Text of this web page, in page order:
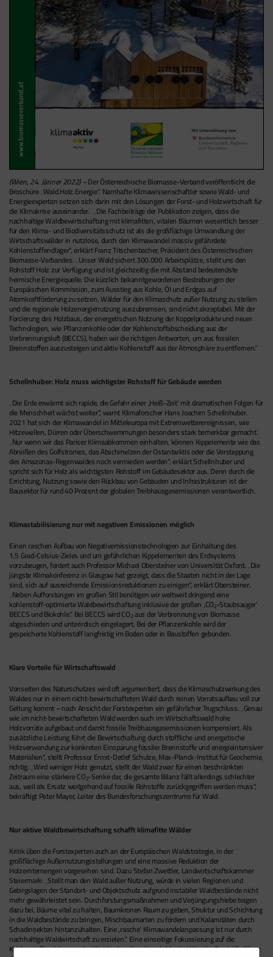
(Wien, 24. Jänner 2022) –Der Österreichische Biomasse-Verband veröffentlicht die
Broschüre „Wald.Holz.Energie“. Namhafte Klimawissenschaftler sowie Wald- und
Energieexperten setzen sich darin mit den Lösungen der Forst- und Holzwirtschaft für
die Klimakrise auseinander. „Die Fachbeiträge der Publikation zeigen, dass die
nachhaltige Waldbewirtschaftung mit klimafitten, vitalen Bäumen wesentlich besser
für den Klima- und Biodiversitätsschutz ist als die großflächige Umwandlung der
Wirtschaftswälder in nutzlose, durch den Klimawandel massiv gefährdete
Kohlenstoffendlager“, erklärt Franz Titschenbacher, Präsident des Österreichischen
Biomasse-Verbandes. „Unser Wald sichert 300.000 Arbeitsplätze, stellt uns den
Rohstoff Holz zur Verfügung und ist gleichzeitig die mit Abstand bedeutendste
heimische Energiequelle. Die kürzlich bekanntgewordenen Bestrebungen der
Europäischen Kommission, zum Ausstieg aus Kohle, Öl und Erdgas auf
Atomkraftförderung zu setzen, Wälder für den Klimaschutz außer Nutzung zu stellen
und die regionale Holzenergienutzung auszubremsen, sind nicht akzeptabel. Mit der
Forcierung des Holzbaus, der energetischen Nutzung der Koppelprodukte und neuer
Technologien, wie Pflanzenkohle oder der Kohlenstoffabscheidung aus der
Verbrennungsluft (BECCS), haben wir die richtigen Antworten, um aus fossilen
Brennstoffen auszusteigen und aktiv Kohlenstoff aus der Atmosphäre zu entfernen.“
Schellnhuber: Holz muss wichtigster Rohstoff für Gebäude werden
„Die Erde erwärmt sich rapide, die Gefahr einer ‚Heiß-Zeit‘ mit dramatischen Folgen für
die Menschheit wächst weiter“, warnt Klimaforscher Hans JoachimSchellnhuber.
2021 hat sich der Klimawandel in Mitteleuropa mit Extremwetterereignissen, wie
Hitzewellen, Dürren oder Überschwemmungen besonders stark bemerkbar gemacht.
„Nur wenn wir das Pariser Klimaabkommen einhalten, können Kippelemente wie das
Abreißen des Golfstromes, das Abschmelzen der Ostantarktis oder die Versteppung
des Amazonas-Regenwaldes noch vermieden werden“, erklärt Schellnhuber und
spricht sich für Holz als wichtigsten Rohstoff im Gebäudesektor aus. Denn durch die
Errichtung, Nutzung sowie den Rückbau von Gebäuden und Infrastrukturen ist der
Bausektor für rund 40 Prozent der globalen Treibhausgasemissionen verantwortlich.
Klimastabilisierung nur mit negativen Emissionen möglich
Einen raschen Aufbau von Negativemissionstechnologien zur Einhaltung des
1,5 Grad-Celsius-Zieles und um gefährlichen Kippelementen des Erdsystems
vorzubeugen, fordert auch Professor Michael Obersteiner von Universität Oxford. „Die
jüngste Klimakonferenz in Glasgow hat gezeigt, dass die Staaten nicht in der Lage
sind, sich auf ausreichende Emissionsreduktionen zu einigen“, erklärt Obersteiner.
„Neben Aufforstungen im großen Stil benötigen wir weltweit dringend eine
kohlenstoff-optimierte Waldbewirtschaftung inklusive der großen ‚CO2-Staubsauger‘
BECCS und Biokohle.“ Bei BECCS wird CO2aus der Verbrennung von Biomasse
abgeschieden und unterirdisch eingelagert. Bei der Pflanzenkohle wird der
gespeicherte Kohlenstoff langfristig im Boden oder in Baustoffen gebunden.
Klare Vorteile für Wirtschaftswald
Vonseiten des Naturschutzes wird oft argumentiert, dass die Klimaschutzwirkung des
Waldes nur in einem nicht-bewirtschafteten Wald durch reinen Vorratsaufbau voll zur
Geltung kommt – nach Ansicht der Forstexperten ein gefährlicher Trugschluss. „Genau
wie im nicht-bewirtschafteten Wald werden auch im Wirtschaftswald hohe
Holzvorräte aufgebaut und damit fossile Treibhausgasemissionen kompensiert. Als
zusätzliche Leistung führt die Bewirtschaftung durch stoffliche und energetische
Holzverwendung zur konkreten Einsparung fossiler Brennstoffe und energieintensiver
Materialien“, stellt Professor Ernst-Detlef Schulze, Max-Planck-Institut für Geochemie,
richtig. „Wird weniger Holz genutzt, stellt der Wald zwar für einen beschränkten
Zeitraum eine stärkere CO2-Senke dar, die gesamte Bilanz fällt allerdings schlechter
aus, weil als Ersatz weitgehend auf fossile Rohstoffe zurückgegriffen werden muss“,
bekräftigt Peter Mayer, Leiter des Bundesforschungszentrums für Wald.
Nur aktive Waldbewirtschaftung schafft klimafitte Wälder
Kritik üben die Forstexperten auch an der Europäischen Waldstrategie, in der
großflächige Außernutzungsstellungen und eine massive Reduktion der
Holzerntemengen vorgesehen sind. Dazu Stefan Zwettler, Landwirtschaftskammer
Steiermark: „Stellt man den Wald außer Nutzung, würde in vielen Regionen und
Gebirgslagen der Standort- und Objektschutz aufgrund instabiler Waldbestände nicht
mehr gewährleistet sein. Durchforstungsmaßnahmen und Verjüngungshiebe tragen
dazu bei, Bäume vital zu halten, Baumkronen Raum zu geben, Struktur und Schichtung
in die Waldbestände zu bringen, Mischbaumarten zu fördern und Kalamitäten durch
Schadinsekten hintanzuhalten. Eine ‚rasche‘ Klimawandelanpassung ist nur durch
nachhaltige Waldwirtschaft zu erzielen.“ Eine einseitige Fokussierung auf die
Kohlenstoffspeicherung des Waldes bemängelt auch Martin Höbarth, Geschäftsführer